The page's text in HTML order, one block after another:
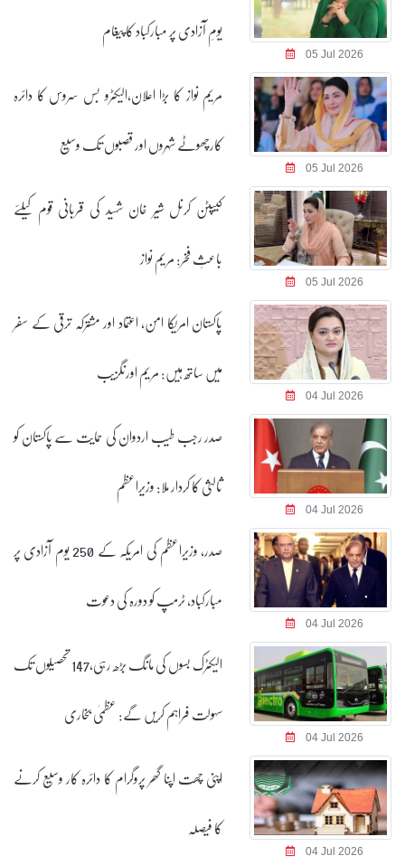
05 Jul 2026
یومِ آزادی پر مبارکباد کا پیغام
05 Jul 2026
مریم نواز کا بڑا اعلان،الیکٹرو بس سروس کا دائرہ
کارچھوٹے شہروں اور قصبوں تک وسیع
05 Jul 2026
کیپٹن کرنل شیر خان شہید کی قربانی قوم کیلئے
باعثِ فخر: مریم نواز
04 Jul 2026
پاکستان امریکا امن، اعتماد اور مشترکہ ترقی کے سفر
میں ساتھ ہیں: مریم اورنگزیب
04 Jul 2026
صدر رجب طیب اردوان کی حمایت سے پاکستان کو
ثالثی کا کردار ملا: وزیراعظم
04 Jul 2026
صدر، وزیراعظم کی امریکہ کے 250 یوم آزادی پر
مبارکباد، ٹرمپ کو دورہ کی دعوت
04 Jul 2026
الیکٹرک بسوں کی مانگ بڑھ رہی،147 تحصیلوں تک
سہولت فراہم کریں گے: عظمیٰ بخاری
04 Jul 2026
اپنی چھت اپنا گھر پروگرام کا دائرہ کار وسیع کرنے
کا فیصلہ